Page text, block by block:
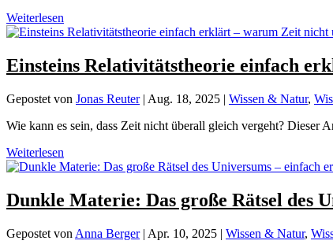
Weiterlesen
Einsteins Relativitätstheorie einfach
Gepostet von Jonas Reuter| Aug. 18, 2025 | Wissen & Natur,
Wie kann es sein, dass Zeit nicht überall gleich vergeht?
Weiterlesen
Dunkle Materie: Das große Rätsel des
Gepostet von Anna Berger| Apr. 10, 2025 | Wissen & Natur,